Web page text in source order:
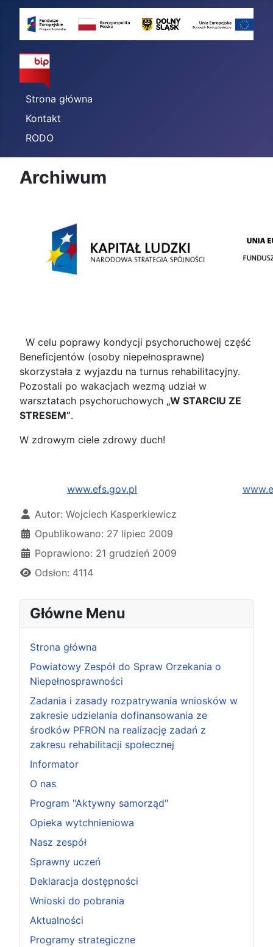
Strona główna
Kontakt
RODO
Główne Menu
Strona główna
Powiatowy Zespół do Spraw Orzekania o
Niepełnosprawności
Zadania i zasady rozpatrywania wniosków w
zakresie udzielania dofinansowania ze
środków PFRON na realizację zadań z
zakresu rehabilitacji społecznej
Informator
O nas
Program "Aktywny samorząd"
Opieka wytchnieniowa
Nasz zespół
Sprawny uczeń
Deklaracja dostępności
Wnioski do pobrania
Aktualności
Programy strategiczne
Archiwum
W celu poprawy kondycji psychoruchowej część
Beneficjentów (osoby niepełnosprawne)
skorzystała z wyjazdu na turnus rehabilitacyjny.
Pozostali po wakacjach wezmą udział w
warsztatach psychoruchowych „W STARCIU ZE
STRESEM”.
W zdrowym ciele zdrowy duch!
www.efs.gov.pl
Szczegóły
Autor: Wojciech Kasperkiewicz
Opublikowano: 27 lipiec 2009
Poprawiono: 21 grudzień 2009
Odsłon: 4114